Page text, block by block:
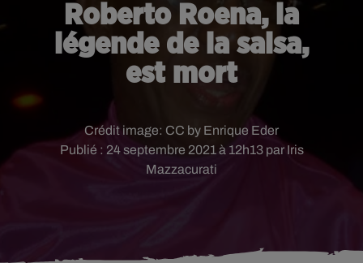
Roberto Roena, la
légende de la salsa,
est mort
Publié : 24 septembre 2021 à 12h13 par Iris
Mazzacurati
Crédit image: CC by Enrique Eder